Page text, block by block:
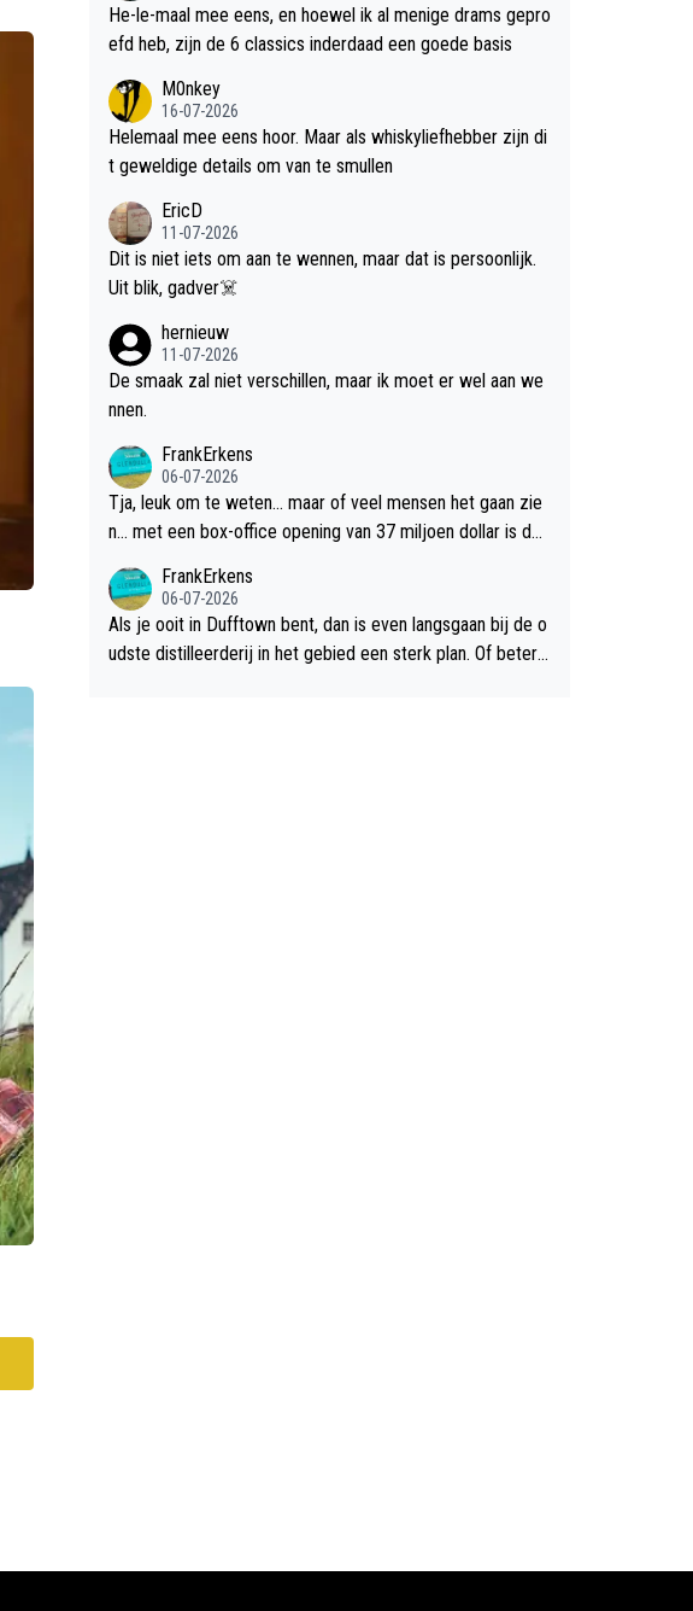
He-le-maal mee eens, en hoewel ik al menige drams gepro
efd heb, zijn de 6 classics inderdaad een goede basis
M0nkey
16-07-2026
Helemaal mee eens hoor. Maar als whiskyliefhebber zijn di
t geweldige details om van te smullen
EricD
11-07-2026
Dit is niet iets om aan te wennen, maar dat is persoonlijk.
Uit blik, gadver☠️
hernieuw
11-07-2026
De smaak zal niet verschillen, maar ik moet er wel aan we
nnen.
FrankErkens
06-07-2026
Tja, leuk om te weten... maar of veel mensen het gaan zie
n... met een box-office opening van 37 miljoen dollar is de
FrankErkens
06-07-2026
Als je ooit in Dufftown bent, dan is even langsgaan bij de o
udste distilleerderij in het gebied een sterk plan. Of beter n